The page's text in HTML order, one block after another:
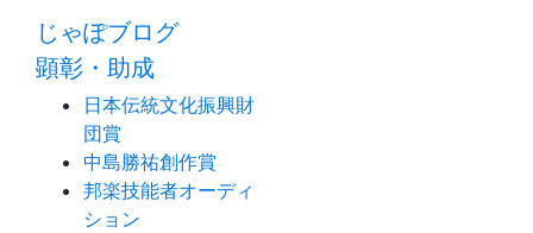
じゃぽブログ
顕彰・助成
日本伝統文化振興財
団賞
中島勝祐創作賞
邦楽技能者オーディ
ション